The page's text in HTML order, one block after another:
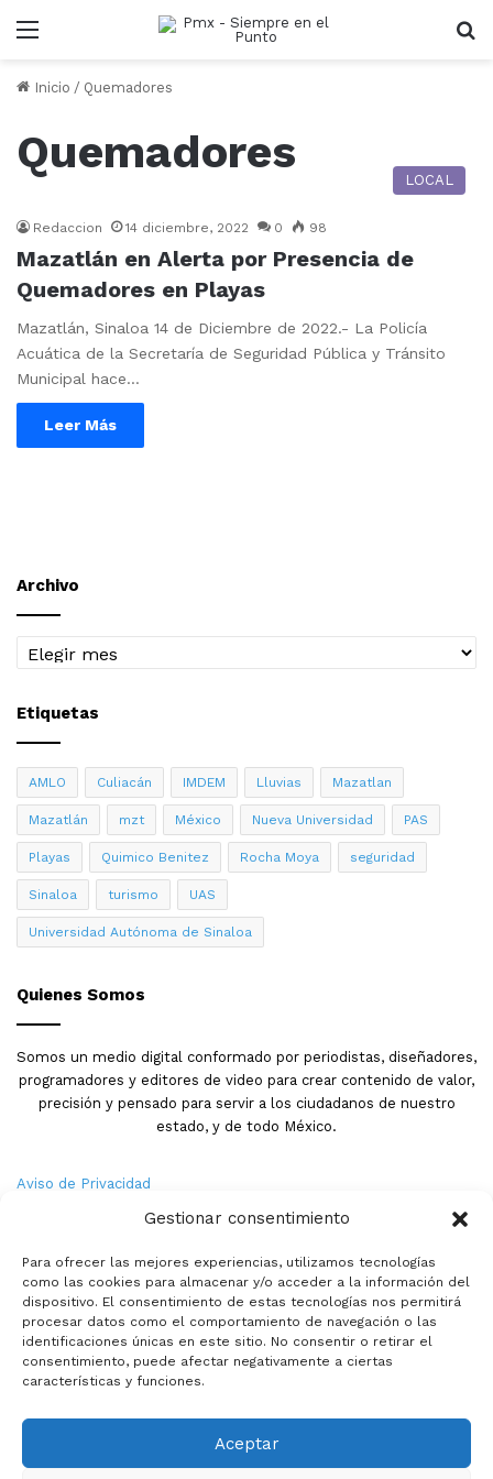
Gestionar consentimiento
Para ofrecer las mejores experiencias, utilizamos tecnologías
como las cookies para almacenar y/o acceder a la información del
dispositivo. El consentimiento de estas tecnologías nos permitirá
procesar datos como el comportamiento de navegación o las
identificaciones únicas en este sitio. No consentir o retirar el
consentimiento, puede afectar negativamente a ciertas
características y funciones.
Aceptar
Menu
Inicio / Quemadores
Quemadores
LOCAL
Redaccion 14 diciembre, 2022 0 98
Mazatlán en Alerta por Presencia de
Quemadores en Playas
Mazatlán, Sinaloa 14 de Diciembre de 2022.- La Policía
Acuática de la Secretaría de Seguridad Pública y Tránsito
Municipal hace…
Leer Más
Archivo
Archivo
Etiquetas
AMLO Culiacán IMDEM Lluvias Mazatlan
Mazatlán mzt México Nueva Universidad PAS
Playas Quimico Benitez Rocha Moya seguridad
Sinaloa turismo UAS
Universidad Autónoma de Sinaloa
Quienes Somos
Somos un medio digital conformado por periodistas, diseñadores,
programadores y editores de video para crear contenido de valor,
precisión y pensado para servir a los ciudadanos de nuestro
estado, y de todo México.
Aviso de Privacidad
Términos y Condiciones
Política de Cookies
Contacto
© Copyright 2026,PMX. Todos los derechos reservados.